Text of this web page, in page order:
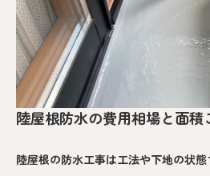
陸屋根防水の費用相場と面積
陸屋根の防水工事は工法や下地の状